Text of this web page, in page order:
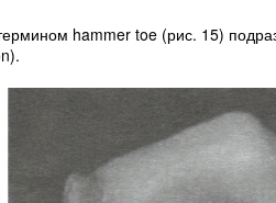
hammer toe (рис. 15)